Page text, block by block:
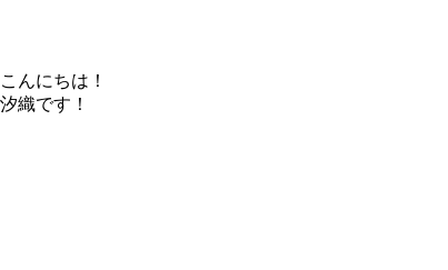
こんにちは！
汐織です！